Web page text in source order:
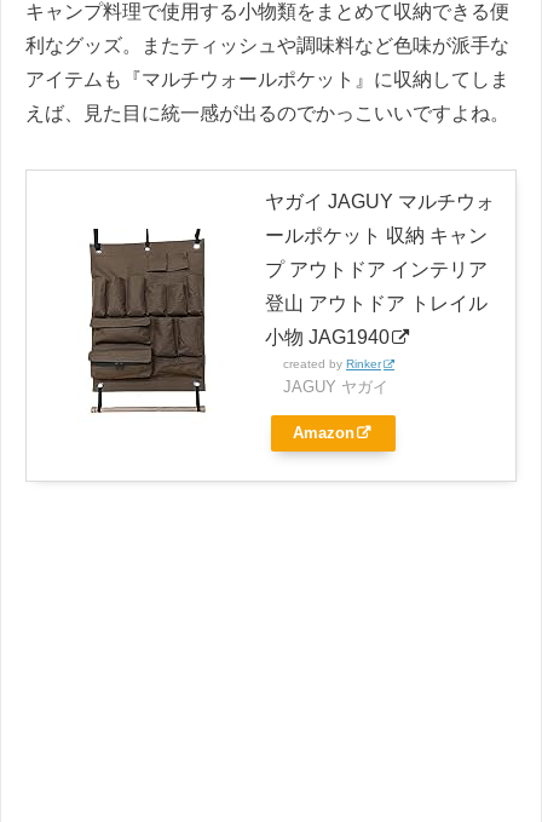
キャンプ料理で使用する小物類をまとめて収納できる便
利なグッズ。またティッシュや調味料など色味が派手な
アイテムも『マルチウォールポケット』に収納してしま
えば、見た目に統一感が出るのでかっこいいですよね。
ヤガイ JAGUY マルチウォ
ールポケット 収納 キャン
プ アウトドア インテリア
登山 アウトドア トレイル
小物 JAG1940
created by Rinker
JAGUY ヤガイ
Amazon